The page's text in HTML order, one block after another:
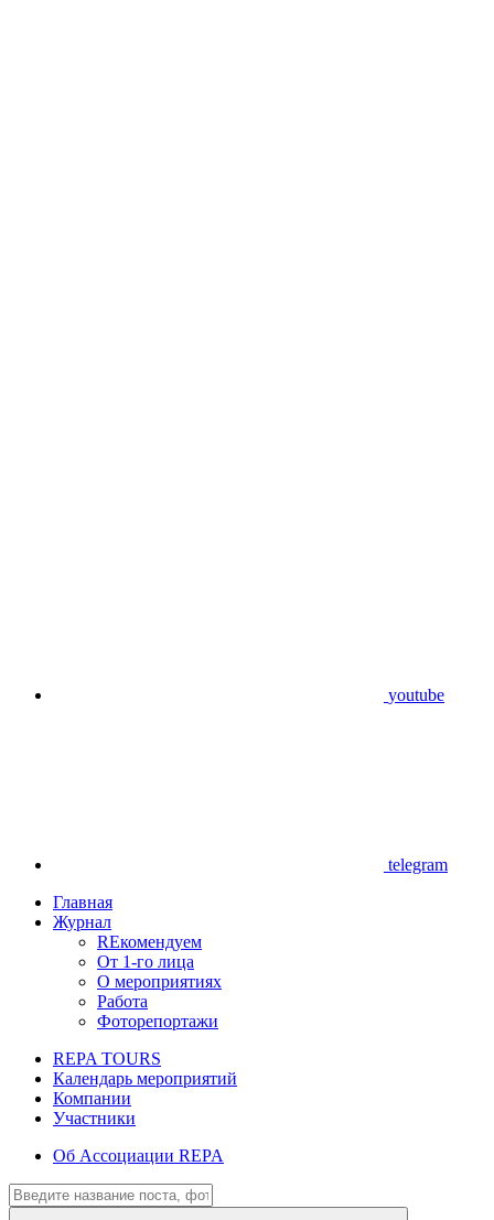
youtube
telegram
Главная
Журнал
REкомендуем
От 1-го лица
О мероприятиях
Работа
Фоторепортажи
REPA TOURS
Календарь мероприятий
Компании
Участники
Об Ассоциации REPA